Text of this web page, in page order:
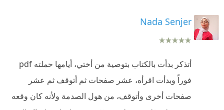
Nada Senjer
أتذكر بدأت بالكتاب بتوصية من أختي، أيامها حملته pdf
فوراً وبدأت اقرأه، عشر صفحات ثم أتوقف ثم عشر
صفحات أخرى وأتوقف، من هول الصدمة ولأنه كان وقعه